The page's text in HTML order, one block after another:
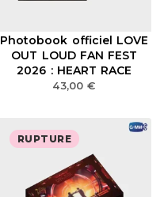
Photobook officiel LOVE
OUT LOUD FAN FEST
2026 : HEART RACE
43,00€
RUPTURE